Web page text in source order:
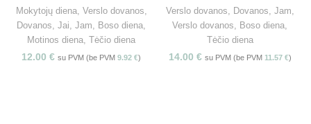
Mokytojų diena, Verslo dovanos,
Dovanos, Jai, Jam, Boso diena,
Motinos diena, Tėčio diena
12.00 € su PVM (be PVM 9.92 €)
Verslo dovanos, Dovanos, Jam,
Verslo dovanos, Boso diena,
Tėčio diena
14.00 € su PVM (be PVM 11.57 €)